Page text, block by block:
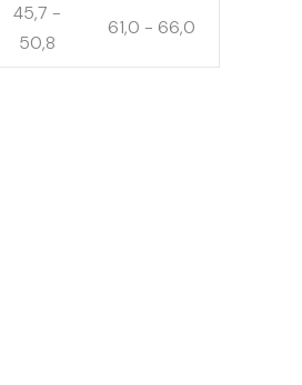
45,7 -
50,8
61,0 - 66,0